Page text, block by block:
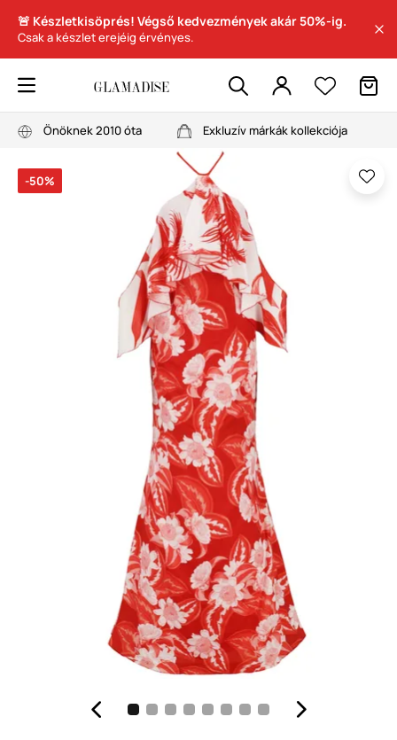
🚨 Készletkisöprés! Végső kedvezmények akár 50%-ig.
Csak a készlet erejéig érvényes.
Önöknek 2010 óta Exkluzív márkák kollekciója
-50%